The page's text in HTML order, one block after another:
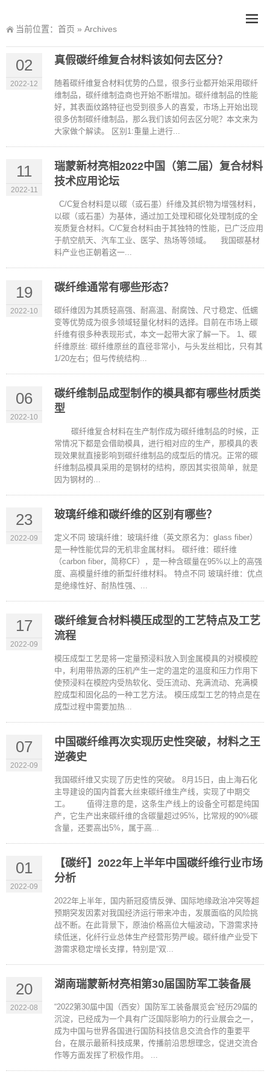
当前位置： 首页 » Archives
02
2022-12
真假碳纤维复合材料该如何去区分？
随着碳纤维复合材料优势的凸显，很多行业都开始采用碳纤
维制品，碳纤维制造商也开始不断增加。碳纤维制品的性能
好，其表面纹路特征也受到很多人的喜爱，市场上开始出现
很多仿制碳纤维制品，那么我们该如何去区分呢？本文来为
大家做个解读。 区别1:重量上进行...
11
2022-11
瑞蒙新材亮相2022中国（第二届）复合材料
技术应用论坛
C/C复合材料是以碳（或石墨）纤维及其织物为增强材料，
以碳（或石墨）为基体，通过加工处理和碳化处理制成的全
炭质复合材料。C/C复合材料由于其独特的性能，已广泛应用
于航空航天、汽车工业、医学、热场等领域。 我国碳基材
料产业也正朝着这一...
19
2022-10
碳纤维通常有哪些形态？
碳纤维因为其质轻高强、耐高温、耐腐蚀、尺寸稳定、低蠕
变等优势成为很多领域轻量化材料的选择。目前在市场上碳
纤维有很多种表现形式，本文一起带大家了解一下。 1、碳
纤维原丝: 碳纤维原丝的直径非常小，与头发丝相比，只有其
1/20左右；但与传统结构...
06
2022-10
碳纤维制品成型制作的模具都有哪些材质类
型
碳纤维复合材料在生产制作成为碳纤维制品的时候，正
常情况下都是会借助模具，进行相对应的生产，那模具的表
现效果就直接影响到碳纤维制品的成型后的情况。正常的碳
纤维制品模具采用的是钢材的结构，原因其实很简单，就是
因为钢材的...
23
2022-09
玻璃纤维和碳纤维的区别有哪些？
定义不同 玻璃纤维：玻璃纤维（英文原名为：glass fiber）
是一种性能优异的无机非金属材料。 碳纤维：碳纤维
（carbon fiber，简称CF），是一种含碳量在95%以上的高强
度、高模量纤维的新型纤维材料。 特点不同 玻璃纤维：优点
是绝缘性好、耐热性强、...
17
2022-09
碳纤维复合材料模压成型的工艺特点及工艺
流程
模压成型工艺是将一定量预浸料放入到金属模具的对模模腔
中，利用带热源的压机产生一定的温定的温度和压力作用下
使预浸料在模腔内受热软化、受压流动、充满流动、充满模
腔成型和固化品的一种工艺方法。 模压成型工艺的特点是在
成型过程中需要加热...
07
2022-09
中国碳纤维再次实现历史性突破，材料之王
逆袭史
我国碳纤维又实现了历史性的突破。 8月15日，由上海石化
主导建设的国内首套大丝束碳纤维生产线，实现了中期交
工。 值得注意的是，这条生产线上的设备全可都是纯国
产，它生产出来碳纤维的含碳量超过95%，比常规的90%碳
含量，还要高出5%，属于高...
01
2022-09
【碳纤】2022年上半年中国碳纤维行业市场
分析
2022年上半年，国内新冠疫情反弹、国际地缘政治冲突等超
预期突发因素对我国经济运行带来冲击，发展面临的风险挑
战不断。在此背景下，原油价格高位大幅波动，下游需求持
续低迷，化纤行业总体生产经营形势严峻。碳纤维产业受下
游需求稳定增长支撑，特别是“双...
20
2022-08
湖南瑞蒙新材亮相第30届国防军工装备展
“2022第30届中国（西安）国防军工装备展览会”经历29届的
沉淀，已经成为一个具有广泛国际影响力的行业展会之一，
成为中国与世界各国进行国防科技信息交流合作的重要平
台，在展示最新科技成果，传播前沿思想理念，促进交流合
作等方面发挥了积极作用。 ...